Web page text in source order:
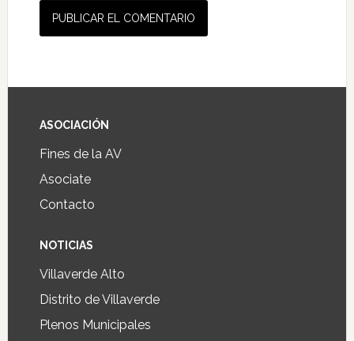
ASOCIACIÓN
Fines de la AV
Asociate
Contacto
NOTICIAS
Villaverde Alto
Distrito de Villaverde
Plenos Municipales